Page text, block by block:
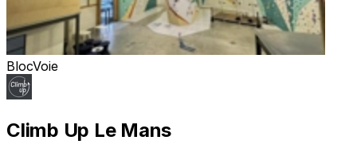
BlocVoie
Climb Up Le Mans